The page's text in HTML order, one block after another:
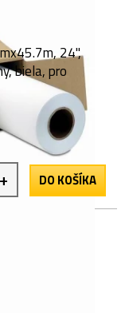
24",
biela, pro
+ DO KOŠÍKA